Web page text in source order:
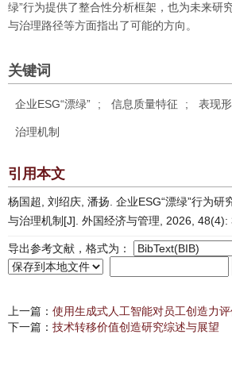
绿”行为提供了整合性分析框架，也为未来研
与治理路径等方面指出了可能的方向。
关键词
企业ESG“漂绿” ; 信息质量特征 ; 表现
治理机制
引用本文
杨国超, 刘绍庆, 潘扬. 企业ESG“漂绿”行为研
与治理机制[J]. 外国经济与管理, 2026, 48(4):
导出参考文献，格式为：
上一篇： 使用生成式人工智能对员工创造力
下一篇： 技术转移价值创造研究综述与展望